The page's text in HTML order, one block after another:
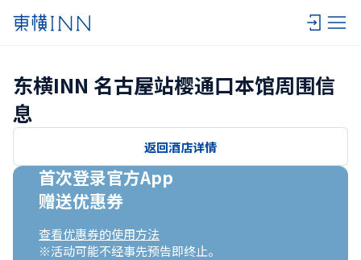
东横INN 名古屋站樱通口本馆周围信
息
返回酒店详情
首次登录官方App
赠送优惠券
查看优惠券的使用方法
※活动可能不经事先预告即终止。